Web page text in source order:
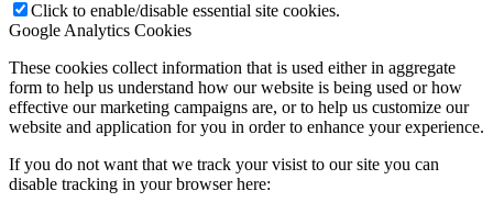
Click to enable/disable essential site cookies.
Google Analytics Cookies
These cookies collect information that is used either in aggregate
form to help us understand how our website is being used or how
effective our marketing campaigns are, or to help us customize our
website and application for you in order to enhance your experience.
If you do not want that we track your visist to our site you can
disable tracking in your browser here: